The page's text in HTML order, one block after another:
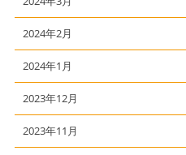
2024年2月
2024年1月
2023年12月
2023年11月